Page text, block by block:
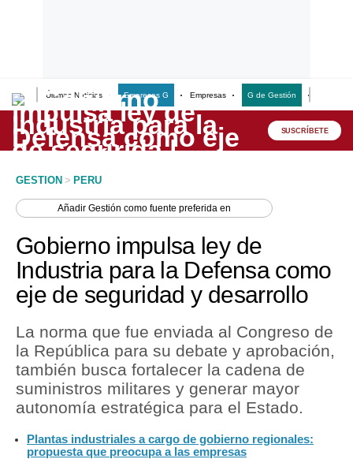
Últimas Noticias Empresas G Empresas G de Gestión
Lo último
Peru Quiosco
Economía
Mercados
Política
Tu Dinero
Finanzas Personales
Inmobiliarias
SUSCRÍBETE
GESTION > PERU
AñadirGestión como fuente preferida en
Gobierno impulsa ley de
Industria para la Defensa como
eje de seguridad y desarrollo
La norma que fue enviada al Congreso de
la República para su debate y aprobación,
también busca fortalecer la cadena de
suministros militares y generar mayor
autonomía estratégica para el Estado.
Plantas industriales a cargo de gobierno regionales:
propuesta que preocupa a las empresas